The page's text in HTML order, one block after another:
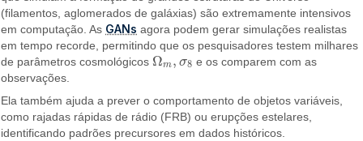
(filamentos, aglomerados de galáxias) são extremamente intensivos
em computação. As GANs agora podem gerar simulações realistas
em tempo recorde, permitindo que os pesquisadores testem milhares
de parâmetros cosmológicos Ωm, σ8
Ωm,σ8
e os comparem com as
observações.
Ela também ajuda a prever o comportamento de objetos variáveis,
como rajadas rápidas de rádio (FRB) ou erupções estelares,
identificando padrões precursores em dados históricos.